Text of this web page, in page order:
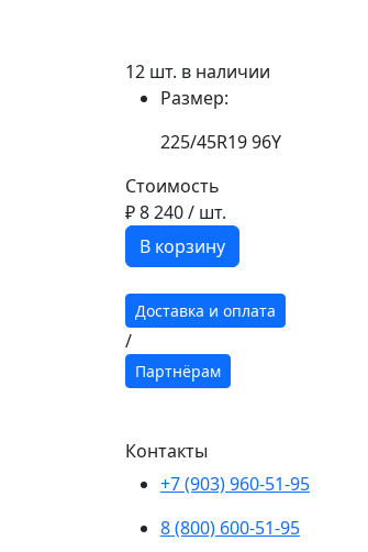
12 шт. в наличии
Размер:
225/45R19 96Y
Стоимость
₽ 8 240/ шт.
В корзину
Доставка и оплата
/
Партнёрам
Контакты
+7 (903) 960-51-95
8 (800) 600-51-95